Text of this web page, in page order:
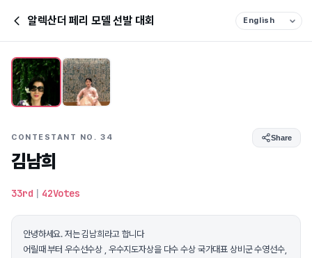
알렉산더 페리 모델 선발 대회
CONTESTANT NO. 34 Share
김남희
33rd | 42Votes
안녕하세요. 저는 김남희라고 합니다
어릴때 부터 우수선수상 , 우수지도자상을 다수 수상 국가대표 상비군 수영선수,